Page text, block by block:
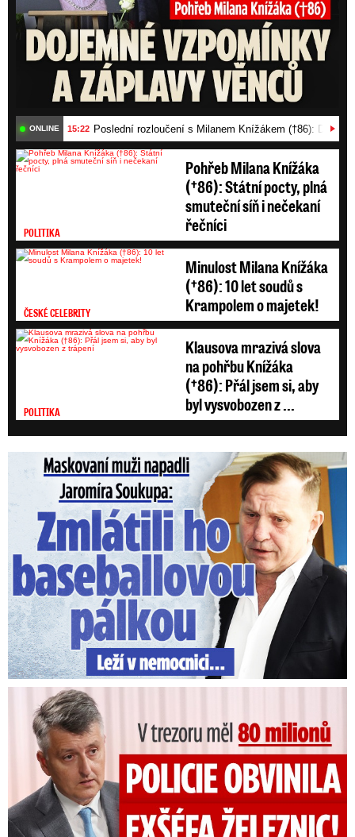
ONLINE 15:22 Poslední rozloučení s Milanem Knížákem (†86):
POLITIKA
Pohřeb Milana Knížáka
(†86): Státní pocty, plná
smuteční síň i nečekaní
řečníci
ČESKÉ CELEBRITY
Minulost Milana Knížáka
(†86): 10 let soudů s
Krampolem o majetek!
POLITIKA
Klausova mrazivá slova
na pohřbu Knížáka
(†86): Přál jsem si, aby
byl vysvobozen z ...
Maskovaní muži napadli Jaromíra Soukupa: Krvavá nakládačka
V trezoru měl 80 milionů: Policie obvinila exšéfa železnic!